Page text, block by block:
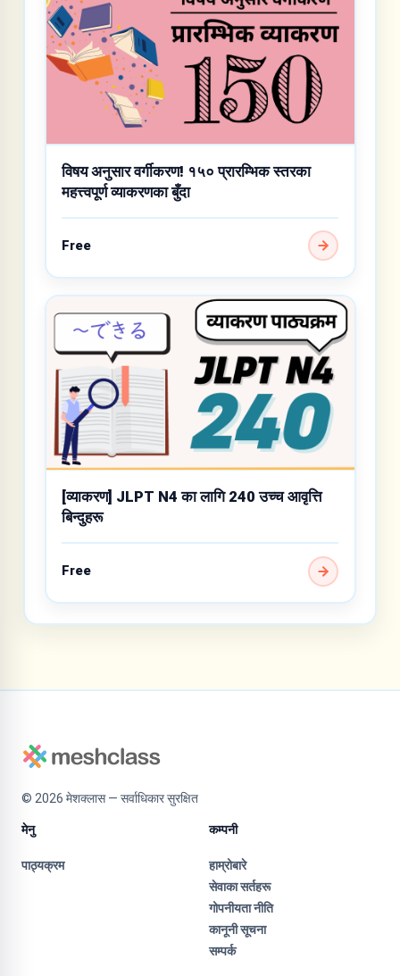
विषय अनुसार वर्गीकरण! १५० प्रारम्भिक स्तरका
महत्त्वपूर्ण व्याकरणका बुँदा
Free
[व्याकरण] JLPT N4 का लागि 240 उच्च आवृत्ति
बिन्दुहरू
Free
© 2026 मेशक्लास — सर्वाधिकार सुरक्षित
मेनु
पाठ्यक्रम
कम्पनी
हाम्रोबारे
सेवाका सर्तहरू
गोपनीयता नीति
कानूनी सूचना
सम्पर्क